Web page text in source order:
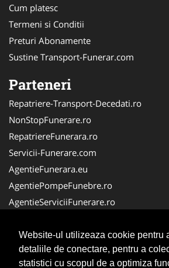
Website-ul utilizeaza cookie pentru
detaliile de conectare, pentru a
statistici cu scopul de a optimiza
Cum platesc
Termeni si Conditii
Preturi Abonamente
Sustine Transport-Funerar.com
Parteneri
Repatriere-Transport-Decedati.ro
NonStopFunerare.ro
RepatriereFunerara.ro
Servicii-Funerare.com
AgentieFunerara.eu
AgentiePompeFunebre.ro
AgentieServiciiFunerare.ro
CasaFunerara.com
Firma-Pompe-Funebre.ro